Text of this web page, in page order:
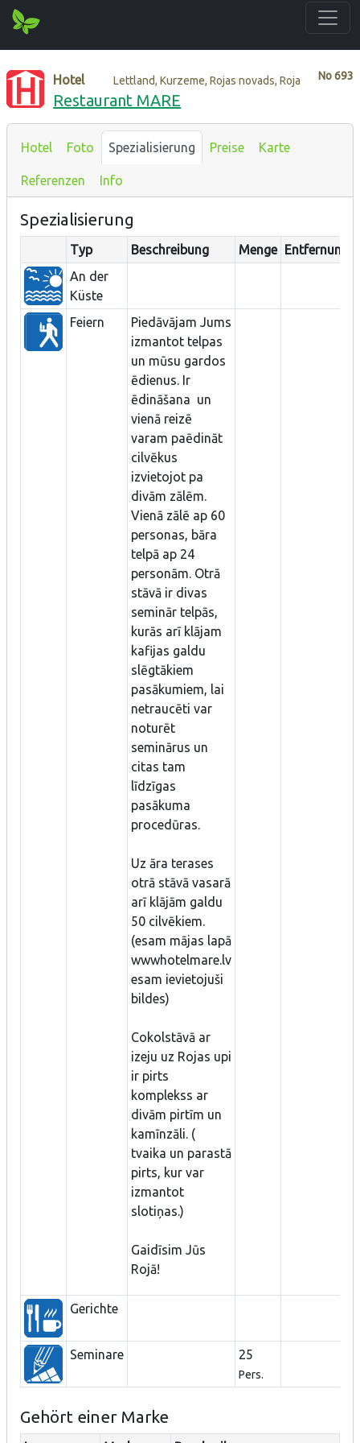
No693
Hotel Lettland, Kurzeme, Rojas novads, Roja
Restaurant MARE
Hotel Foto Spezialisierung Preise Karte
Referenzen Info
Spezialisierung
Typ Beschreibung Menge Entfernung
An der
Küste
Feiern
Piedāvājam Jums
izmantot telpas
un mūsu gardos
ēdienus. Ir
ēdināšana un
vienā reizē
varam paēdināt
cilvēkus
izvietojot pa
divām zālēm.
Vienā zālē ap 60
personas, bāra
telpā ap 24
personām. Otrā
stāvā ir divas
seminār telpās,
kurās arī klājam
kafijas galdu
slēgtākiem
pasākumiem, lai
netraucēti var
noturēt
seminārus un
citas tam
līdzīgas
pasākuma
procedūras.
Uz āra terases
otrā stāvā vasarā
arī klājām galdu
50 cilvēkiem.
(esam mājas lapā
wwwhotelmare.lv
esam ievietojuši
bildes)
Cokolstāvā ar
izeju uz Rojas upi
ir pirts
komplekss ar
divām pirtīm un
kamīnzāli. (
tvaika un parastā
pirts, kur var
izmantot
slotiņas.)
Gaidīsim Jūs
Rojā!
Gerichte
Seminare 25
Pers.
Gehört einer Marke